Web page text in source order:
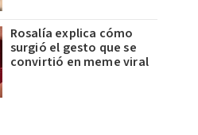
Rosalía explica cómo
surgió el gesto que se
convirtió en meme viral